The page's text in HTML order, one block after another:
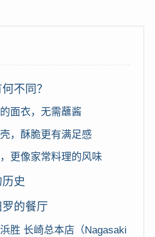
不同？
面衣，无需蘸酱
，酥脆更有满足感
更像家常料理的风味
史
的餐厅
胜 长崎总本店（Nagasaki